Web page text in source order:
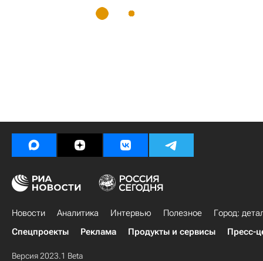
Новости Аналитика Интервью Полезное
Город:
Спецпроекты
Реклама Продукты и сервисы Пресс-
Версия 2023.1 Beta